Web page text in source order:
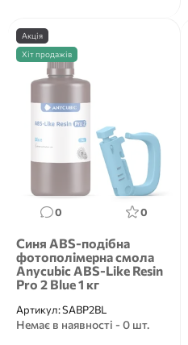
Акція
Хіт продажів
0 0
Синя ABS-подібна
фотополімерна смола
Anycubic ABS-Like Resin
Pro 2 Blue 1 кг
Артикул:SABP2BL
Немає в наявності - 0 шт.